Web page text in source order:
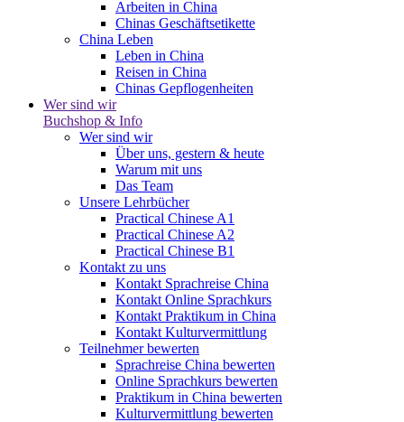
Arbeiten in China
Chinas Geschäftsetikette
China Leben
Leben in China
Reisen in China
Chinas Gepflogenheiten
Wer sind wir
Buchshop & Info
Wer sind wir
Über uns, gestern & heute
Warum mit uns
Das Team
Unsere Lehrbücher
Practical Chinese A1
Practical Chinese A2
Practical Chinese B1
Kontakt zu uns
Kontakt Sprachreise China
Kontakt Online Sprachkurs
Kontakt Praktikum in China
Kontakt Kulturvermittlung
Teilnehmer bewerten
Sprachreise China bewerten
Online Sprachkurs bewerten
Praktikum in China bewerten
Kulturvermittlung bewerten